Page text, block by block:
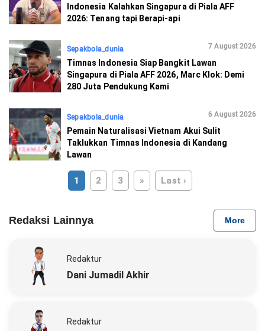
Indonesia Kalahkan Singapura di Piala AFF
2026: Tenang tapi Berapi-api
Sepakbola_dunia 7 August 2026
Timnas Indonesia Siap Bangkit Lawan
Singapura di Piala AFF 2026, Marc Klok: Demi
280 Juta Pendukung Kami
Sepakbola_dunia 6 August 2026
Pemain Naturalisasi Vietnam Akui Sulit
Taklukkan Timnas Indonesia di Kandang
Lawan
1 2 3 » Last ›
Redaksi Lainnya More
Redaktur
Dani Jumadil Akhir
Redaktur